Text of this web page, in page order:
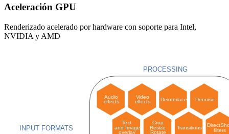
Aceleración GPU
Renderizado acelerado por hardware con soporte para Intel,
NVIDIA y AMD